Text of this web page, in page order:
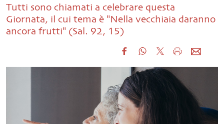
Tutti sono chiamati a celebrare questa
Giornata, il cui tema è "Nella vecchiaia daranno
ancora frutti" (Sal. 92, 15)